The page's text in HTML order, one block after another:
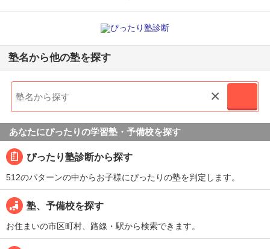
塾名から他の塾を探す
×
あなたにぴったりの学習塾・予備校を探す
ぴったり塾診断から探す
512のパターンの中からお子様にぴったりの塾を判定します。
塾、予備校を探す
お住まいの市区町村、路線・駅から検索できます。